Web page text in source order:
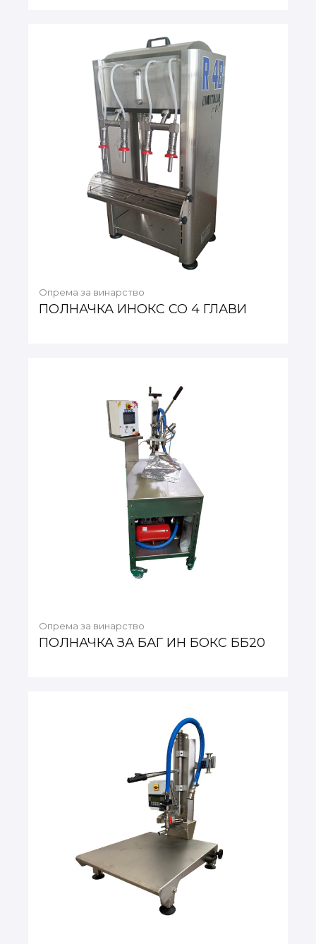
Опрема за винарство
ПОЛНАЧКА ИНОКС СО 4 ГЛАВИ
Опрема за винарство
ПОЛНАЧКА ЗА БАГ ИН БОКС ББ20